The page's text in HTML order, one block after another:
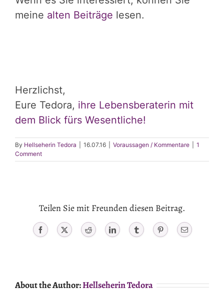
meine alten Beiträge lesen.
Herzlichst,
Eure Tedora, ihre Lebensberaterin mit
dem Blick fürs Wesentliche!
By Hellseherin Tedora 16.07.16 Voraussagen / Kommentare
1
Comment
Teilen Sie mit Freunden diesen Beitrag.
Facebook X Reddit LinkedIn Tumblr PinterestEmail
About the Author:Hellseherin Tedora